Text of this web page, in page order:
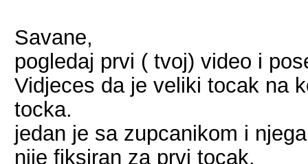
Savane,
pogledaj prvi ( tvoj) video i
Vidjeces da je veliki tocak na
tocka.
jedan je sa zupcanikom i
nije fiksiran za prvi tocak.